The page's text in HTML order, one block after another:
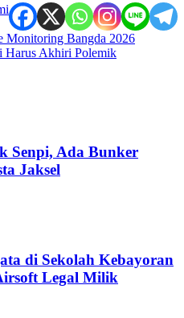
Monitoring Bangda 2026
Harus Akhiri Polemik
Senpi, Ada Bunker
Jaksel
di Sekolah Kebayoran
Legal Milik